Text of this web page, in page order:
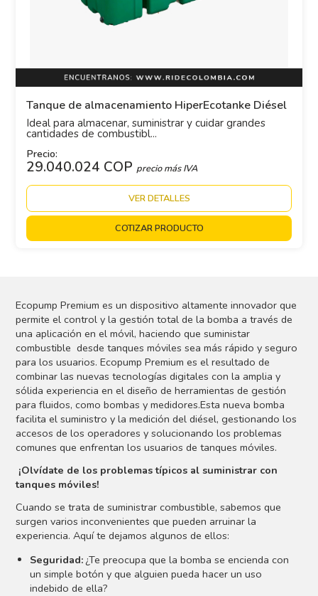
Tanque de almacenamiento HiperEcotanke Diésel
Ideal para almacenar, suministrar y cuidar grandes
cantidades de combustibl...
Precio:
29.040.024 COPprecio más IVA
VER DETALLES
COTIZAR PRODUCTO
Ecopump Premium es un dispositivo altamente innovador que
permite el control y la gestión total de la bomba a través de
una aplicación en el móvil, haciendo que suministar
combustible desde tanques móviles sea más rápido y seguro
para los usuarios. Ecopump Premium es el resultado de
combinar las nuevas tecnologías digitales con la amplia y
sólida experiencia en el diseño de herramientas de gestión
para fluidos, como bombas y medidores.Esta nueva bomba
facilita el suministro y la medición del diésel, gestionando los
accesos de los operadores y solucionando los problemas
comunes que enfrentan los usuarios de tanques móviles.
¡Olvídate de los problemas típicos al suministrar con
tanques móviles!
Cuando se trata de suministrar combustible, sabemos que
surgen varios inconvenientes que pueden arruinar la
experiencia. Aquí te dejamos algunos de ellos:
Seguridad: ¿Te preocupa que la bomba se encienda con
un simple botón y que alguien pueda hacer un uso
indebido de ella?